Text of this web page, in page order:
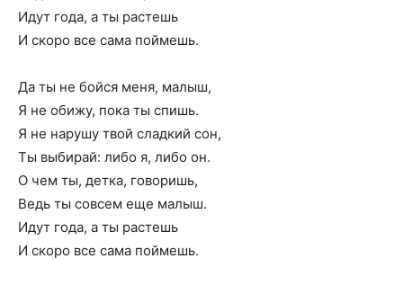
Идут года, а ты растешь
И скоро все сама поймешь.
Да ты не бойся меня, малыш,
Я не обижу, пока ты спишь.
Я не нарушу твой сладкий сон,
Ты выбирай: либо я, либо он.
О чем ты, детка, говоришь,
Ведь ты совсем еще малыш.
Идут года, а ты растешь
И скоро все сама поймешь.